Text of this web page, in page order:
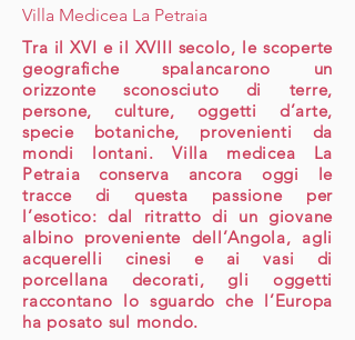
Villa Medicea La Petraia
Tra il XVI e il XVIII secolo, le scoperte
geografiche spalancarono un
orizzonte sconosciuto di terre,
persone, culture, oggetti d’arte,
specie botaniche, provenienti da
mondi lontani. Villa medicea La
Petraia conserva ancora oggi le
tracce di questa passione per
l’esotico: dal ritratto di un giovane
albino proveniente dell’Angola, agli
acquerelli cinesi e ai vasi di
porcellana decorati, gli oggetti
raccontano lo sguardo che l’Europa
ha posato sul mondo.